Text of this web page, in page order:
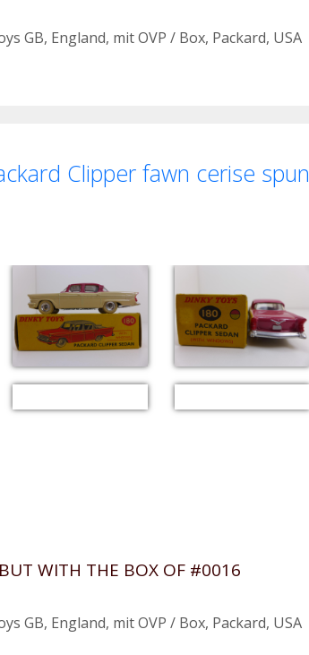
GB, England, mit OVP / Box, Packard, USA
Clipper fawn cerise spun
WITH THE BOX OF #0016
GB, England, mit OVP / Box, Packard, USA